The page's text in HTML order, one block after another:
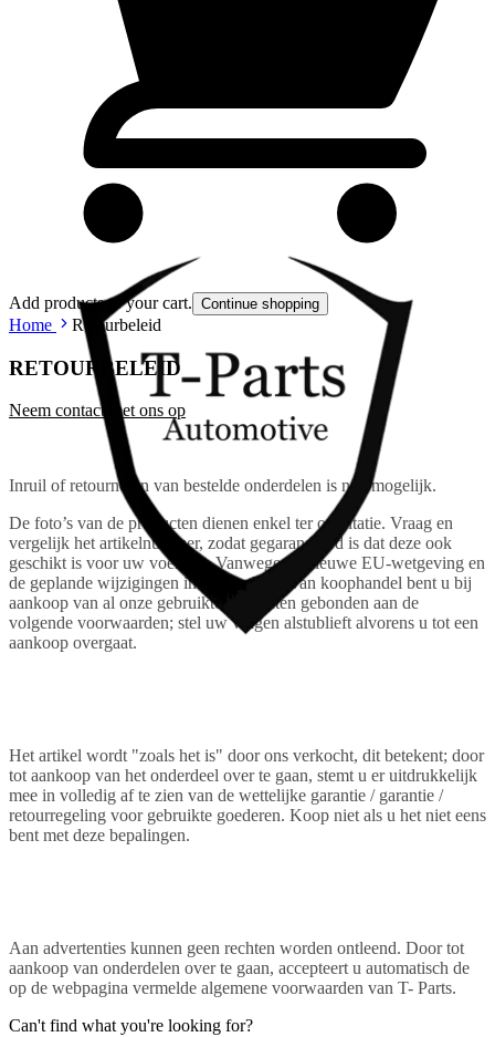
Add products to your cart. Continue shopping
Home Retourbeleid
RETOURBELEID
Neem contact met ons op
Inruil of retourneren van bestelde onderdelen is niet mogelijk.
De foto’s van de producten dienen enkel ter oriëntatie. Vraag en
vergelijk het artikelnummer, zodat gegarandeerd is dat deze ook
geschikt is voor uw voertuig. Vanwege de nieuwe EU-wetgeving en
de geplande wijzigingen in het wetboek van koophandel bent u bij
aankoop van al onze gebruikte producten gebonden aan de
volgende voorwaarden; stel uw vragen alstublieft alvorens u tot een
aankoop overgaat.
Het artikel wordt "zoals het is" door ons verkocht, dit betekent; door
tot aankoop van het onderdeel over te gaan, stemt u er uitdrukkelijk
mee in volledig af te zien van de wettelijke garantie / garantie /
retourregeling voor gebruikte goederen. Koop niet als u het niet eens
bent met deze bepalingen.
Aan advertenties kunnen geen rechten worden ontleend. Door tot
aankoop van onderdelen over te gaan, accepteert u automatisch de
op de webpagina vermelde algemene voorwaarden van T- Parts.
Can't find what you're looking for?